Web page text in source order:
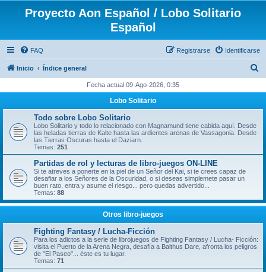
Proyecto Aon Español / Lobo Solitario
Español
FAQ Identificarse
Registrarse
Inicio Índice general
c
Fecha actual 09-Ago-2026, 0:35
Lobo Solitario
Todo sobre Lobo Solitario
Lobo Solitario y todo lo relacionado con Magnamund tiene cabida aquí. Desde
las heladas tierras de Kalte hasta las ardientes arenas de Vassagonia. Desde
las Tierras Oscuras hasta el Daziarn.
Temas: 251
Partidas de rol y lecturas de libro-juegos ON-LINE
Si te atreves a ponerte en la piel de un Señor del Kai, si te crees capaz de
desafiar a los Señores de la Oscuridad, o si deseas simplemete pasar un
buen rato, entra y asume el riesgo... pero quedas advertido...
Temas: 88
Otros libro-juegos
Fighting Fantasy / Lucha-Ficción
Para los adictos a la serie de librojuegos de Fighting Fantasy / Lucha- Ficción:
visita el Puerto de la Arena Negra, desafía a Balthus Dare, afronta los peligros
de "El Paseo"... éste es tu lugar.
Temas: 71